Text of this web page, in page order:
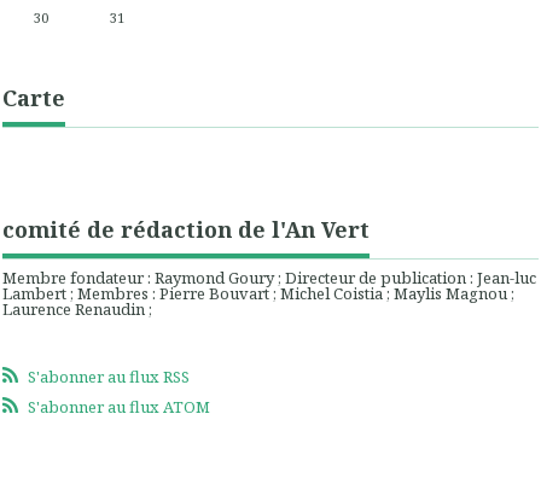
30
31
Carte
comité de rédaction de l'An Vert
Membre fondateur : Raymond Goury ; Directeur de publication : Jean-luc
Lambert ; Membres : Pierre Bouvart ; Michel Coistia ; Maylis Magnou ;
Laurence Renaudin ;
S'abonner au flux RSS
S'abonner au flux ATOM